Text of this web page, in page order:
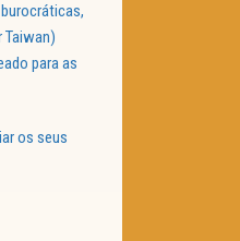
Taiwan)
para as
os seus